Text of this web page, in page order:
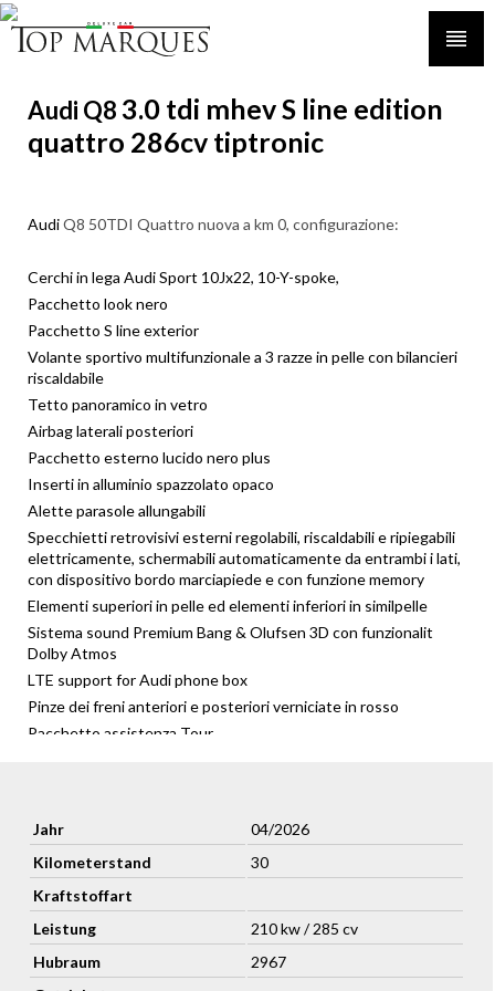
Audi Q8 3.0 tdi mhev S line edition
quattro 286cv tiptronic
AudiQ8 50TDI Quattro nuova a km 0, configurazione:
Cerchi in lega Audi Sport 10Jx22, 10-Y-spoke,
Pacchetto look nero
Pacchetto S line exterior
Volante sportivo multifunzionale a 3 razze in pelle con bilancieri
riscaldabile
Tetto panoramico in vetro
Airbag laterali posteriori
Pacchetto esterno lucido nero plus
Inserti in alluminio spazzolato opaco
Alette parasole allungabili
Specchietti retrovisivi esterni regolabili, riscaldabili e ripiegabili
elettricamente, schermabili automaticamente da entrambi i lati,
con dispositivo bordo marciapiede e con funzione memory
Elementi superiori in pelle ed elementi inferiori in similpelle
Sistema sound Premium Bang & Olufsen 3D con funzionalit
Dolby Atmos
LTE support for Audi phone box
Pinze dei freni anteriori e posteriori verniciate in rosso
Pacchetto assistenza Tour
Sedili anteriori a regolazione elettrica con funzione Memory per
sedile conducente
Proiettori Audi HD Matrix LED con Audi laser light
Sedili Rivestiti In Pelle Valcona Con Logo S E Impuntura A
Rombi
Technology package
Jahr
04/2026
Kilometerstand
30
Kraftstoffart
Leistung
210 kw / 285 cv
Hubraum
2967